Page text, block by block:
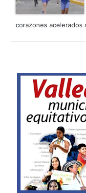
corazones acelerados